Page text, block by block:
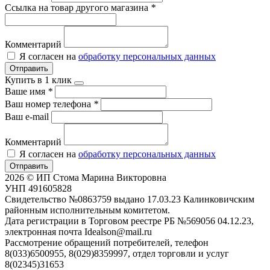
Ссылка на товар другого магазина *
Комментарий
Я согласен на обработку персональных данных
Отправить
Купить в 1 клик
Ваше имя *
Ваш номер телефона *
Ваш e-mail
Комментарий
Я согласен на обработку персональных данных
Отправить
2026 © ИП Стома Марина Викторовна
УНП 491605828
Свидетельство №0863759 выдано 17.03.23 Калинковичским
районным исполнительным комитетом.
Дата регистрации в Торговом реестре РБ №569056 04.12.23,
электронная почта Idealson@mail.ru
Рассмотрение обращений потребителей, телефон
8(033)6500955, 8(029)8359997, отдел торговли и услуг
8(02345)31653